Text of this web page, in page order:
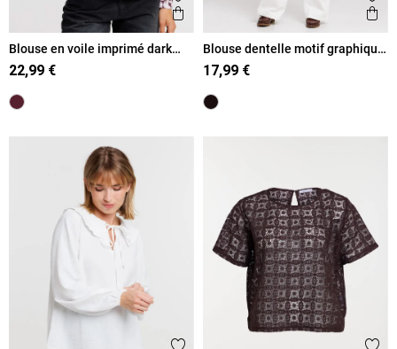
Ajouter aux favoris
Aperçu rapide
Blouse en voile imprimé dark
figue femme
22,99 €
Blouse dentelle motif graphique
femme
17,99 €